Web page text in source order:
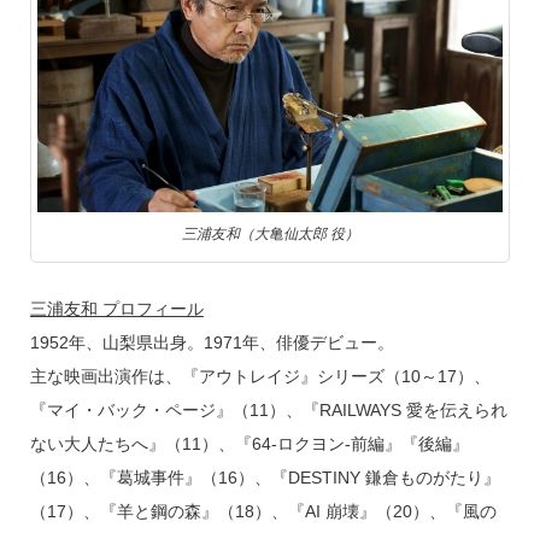
三浦友和（大亀仙太郎 役）
三浦友和 プロフィール
1952年、山梨県出身。1971年、俳優デビュー。
主な映画出演作は、『アウトレイジ』シリーズ（10～17）、
『マイ・バック・ページ』（11）、『RAILWAYS 愛を伝えられ
ない大人たちへ』（11）、『64-ロクヨン-前編』『後編』
（16）、『葛城事件』（16）、『DESTINY 鎌倉ものがたり』
（17）、『羊と鋼の森』（18）、『AI 崩壊』（20）、『風の